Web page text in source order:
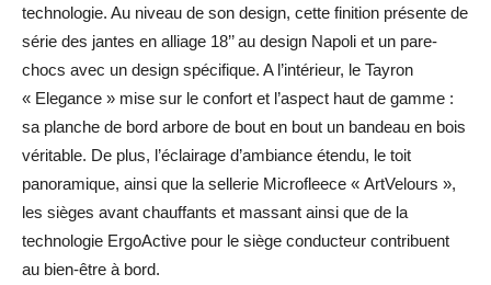
technologie. Au niveau de son design, cette finition présente de
série des jantes en alliage 18’’ au design Napoli et un pare-
chocs avec un design spécifique. A l’intérieur, le Tayron
« Elegance » mise sur le confort et l’aspect haut de gamme :
sa planche de bord arbore de bout en bout un bandeau en bois
véritable. De plus, l’éclairage d’ambiance étendu, le toit
panoramique, ainsi que la sellerie Microfleece « ArtVelours »,
les sièges avant chauffants et massant ainsi que de la
technologie ErgoActive pour le siège conducteur contribuent
au bien-être à bord.